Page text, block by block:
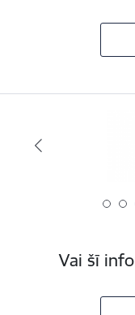
Vai šī